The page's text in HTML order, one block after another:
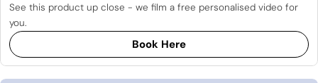
See this product up close - we film a free personalised video for
you.
Book Here